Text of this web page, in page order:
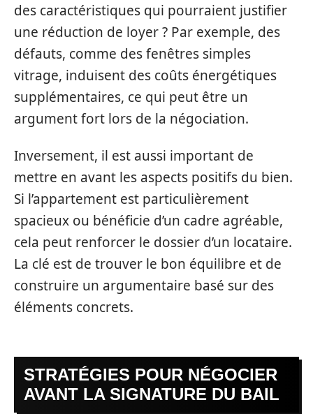
des caractéristiques qui pourraient justifier
une réduction de loyer ? Par exemple, des
défauts, comme des fenêtres simples
vitrage, induisent des coûts énergétiques
supplémentaires, ce qui peut être un
argument fort lors de la négociation.
Inversement, il est aussi important de
mettre en avant les aspects positifs du bien.
Si l’appartement est particulièrement
spacieux ou bénéficie d’un cadre agréable,
cela peut renforcer le dossier d’un locataire.
La clé est de trouver le bon équilibre et de
construire un argumentaire basé sur des
éléments concrets.
STRATÉGIES POUR NÉGOCIER
AVANT LA SIGNATURE DU BAIL